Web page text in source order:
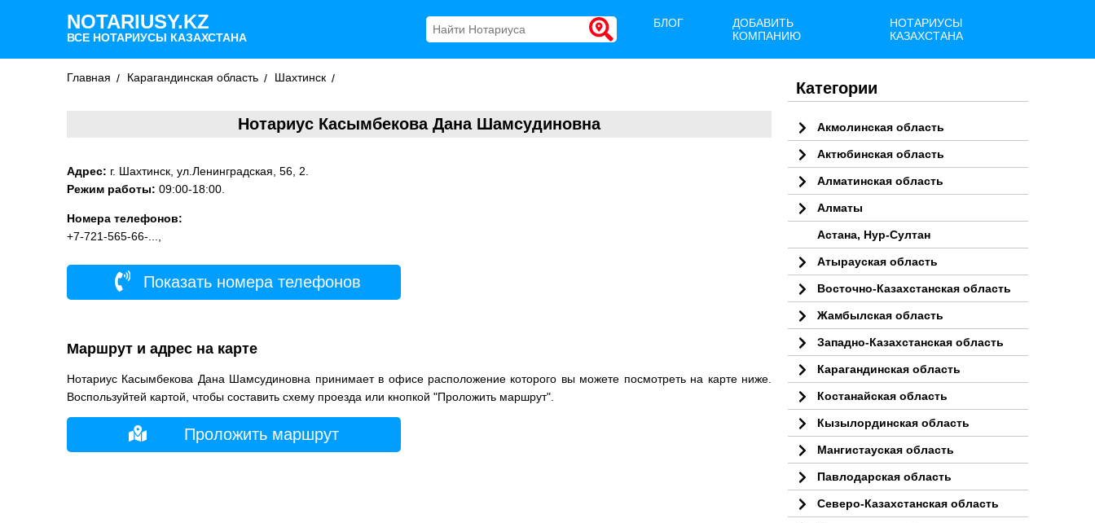
NOTARIUSY.KZ
ВСЕ НОТАРИУСЫ КАЗАХСТАНА
БЛОГ
ДОБАВИТЬ
КОМПАНИЮ
НОТАРИУСЫ
КАЗАХСТАНА
Главная Карагандинская область Шахтинск
Нотариус Касымбекова Дана Шамсудиновна
Адрес: г. Шахтинск, ул.Ленинградская, 56, 2.
Режим работы: 09:00-18:00.
Номера телефонов:
+7-721-565-66-...,
Показать номера телефонов
Маршрут и адрес на карте
Нотариус Касымбекова Дана Шамсудиновна принимает в офисе расположение которого вы можете посмотреть на карте ниже.
Воспользуйтей картой, чтобы составить схему проезда или кнопкой "Проложить маршрут".
Проложить маршрут
Категории
Акмолинская область
Актюбинская область
Алматинская область
Алматы
Астана, Нур-Султан
Атырауская область
Восточно-Казахстанская область
Жамбылская область
Западно-Казахстанская область
Карагандинская область
Костанайская область
Кызылординская область
Мангистауская область
Павлодарская область
Северо-Казахстанская область